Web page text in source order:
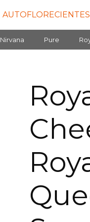
AUTOFLORECIENTES
Nirvana Pure